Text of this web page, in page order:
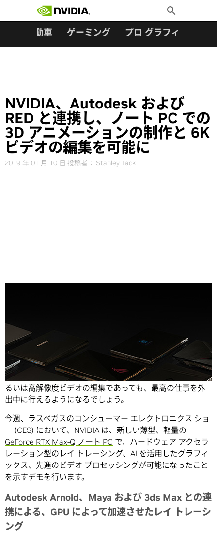
Toggle
Search
自動車 ゲーミング プロ グラフィックス
NVIDIA、Autodesk および
RED と連携し、ノート PC での
3D アニメーションの制作と 6K
ビデオの編集を可能に
2019 年 01 月 10 日 投稿者： Stanley Tack
まもなく、複雑な 3D アニメーションの制作であっても、あ
るいは高解像度ビデオの編集であっても、最高の仕事を外
出中に行えるようになるでしょう。
今週、ラスベガスのコンシューマー エレクトロニクス ショ
ー (CES) において、NVIDIA は、新しい薄型、軽量の
GeForce RTX Max-Q ノート PC で、ハードウェア アクセラ
レーション型のレイ トレーシング、AI を活用したグラフィ
ックス、先進のビデオ プロセッシングが可能になったこと
を示すデモを行います。
Autodesk Arnold、Maya および 3ds Max との連
携による、GPU によって加速させたレイ トレーシ
ング